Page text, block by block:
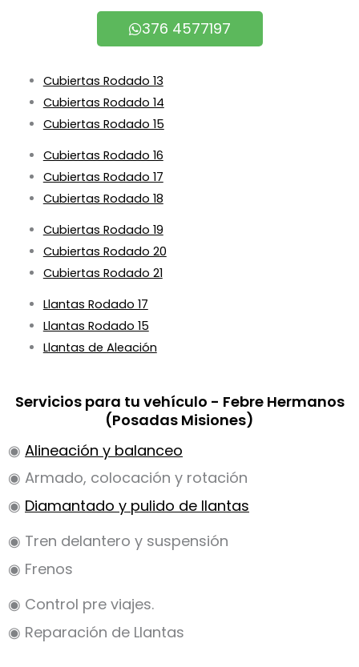
376 4577197
Cubiertas Rodado 13
Cubiertas Rodado 14
Cubiertas Rodado 15
Cubiertas Rodado 16
Cubiertas Rodado 17
Cubiertas Rodado 18
Cubiertas Rodado 19
Cubiertas Rodado 20
Cubiertas Rodado 21
Llantas Rodado 17
Llantas Rodado 15
Llantas de Aleación
Servicios para tu vehículo - Febre Hermanos
(Posadas Misiones)
◉ Alineación y balanceo
◉ Armado, colocación y rotación
◉ Diamantado y pulido de llantas
◉ Tren delantero y suspensión
◉ Frenos
◉ Control pre viajes.
◉ Reparación de Llantas